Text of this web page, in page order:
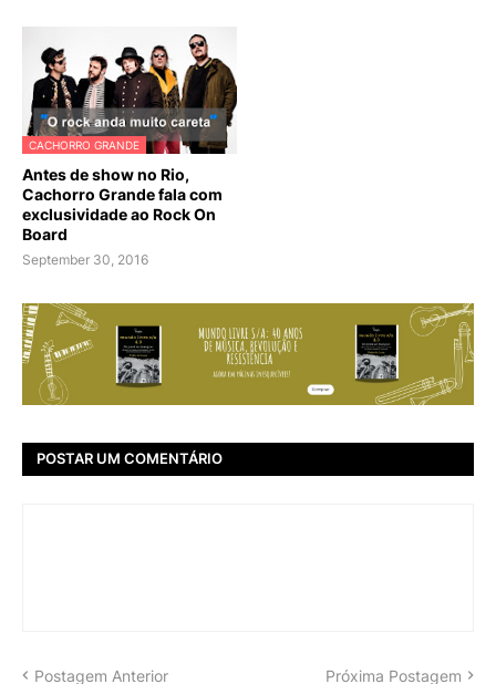
CACHORRO GRANDE
Antes de show no Rio,
Cachorro Grande fala com
exclusividade ao Rock On
Board
September 30, 2016
POSTAR UM COMENTÁRIO
Postagem Anterior Próxima Postagem